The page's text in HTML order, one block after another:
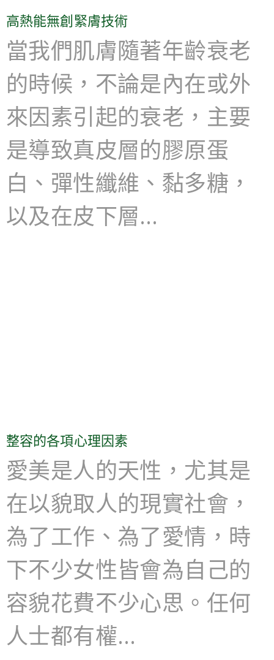
高熱能無創緊膚技術
當我們肌膚隨著年齡衰老
的時候，不論是內在或外
來因素引起的衰老，主要
是導致真皮層的膠原蛋
白、彈性纖維、黏多糖，
以及在皮下層…
整容的各項心理因素
愛美是人的天性，尤其是
在以貌取人的現實社會，
為了工作、為了愛情，時
下不少女性皆會為自己的
容貌花費不少心思。任何
人士都有權…